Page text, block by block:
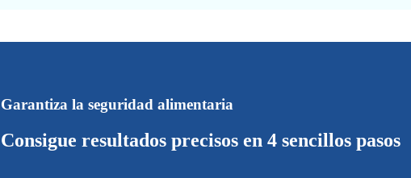
Garantiza la seguridad alimentaria
Consigue resultados precisos en 4 sencillos pasos